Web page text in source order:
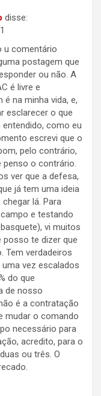
disse:
u comentário
postagem que
ou não. A
é livre e
na minha vida, e,
esclarecer o que
como eu
escrevi que o
pelo contrário,
penso o contrário.
ver que a defesa,
já tem uma ideia
lá. Para
e testando
vi muitos
te dizer que
Tem verdadeiros
uma vez escalados
do que
de nosso
é a contratação
mudar o comando
necessário para
acredito, para o
ou três. O